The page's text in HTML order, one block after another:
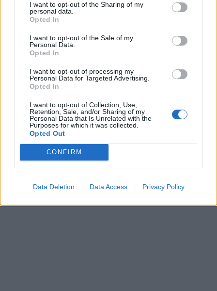
I want to opt-out of the Sharing of my
personal data.
Opted In
I want to opt-out of the Sale of my
Personal Data.
Opted In
I want to opt-out of processing my
Personal Data for Targeted Advertising.
Opted In
I want to opt-out of Collection, Use,
Retention, Sale, and/or Sharing of my
Personal Data that Is Unrelated with the
Purposes for which it was collected.
Opted Out
CONFIRM
Data Deletion Data Access Privacy Policy
σάτιρα τουΑδόλφου Χίτλερ .